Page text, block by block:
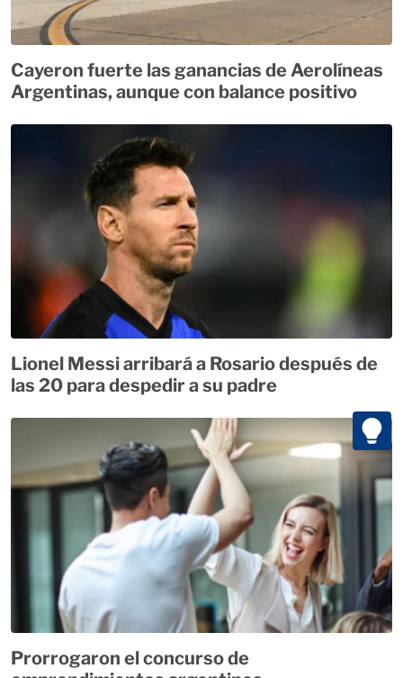
Cayeron fuerte las ganancias de Aerolíneas
Argentinas, aunque con balance positivo
Lionel Messi arribará a Rosario después de
las 20 para despedir a su padre
Prorrogaron el concurso de